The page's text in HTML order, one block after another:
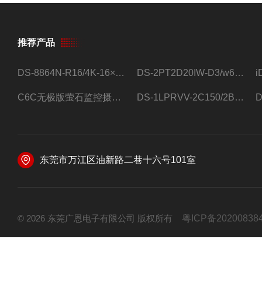
推荐产品
DS-8864N-R16/4K-16×4T/希捷16盘位录像机 DS-2PT2D20IW-D3/w64路高清硬盘录像机
C6C无极版萤石监控摄像头 DS-1LPRVV-2C150/2B监控室外夜视高清电源线护套线200米/卷
东莞市万江区油新路二巷十六号101室
© 2026 东莞广恩电子有限公司 版权所有 粤ICP备